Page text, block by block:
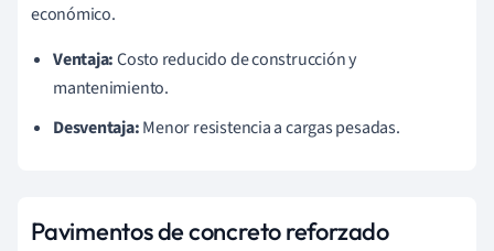
económico.
Ventaja:Costo reducido de construcción y
mantenimiento.
Desventaja:Menor resistencia a cargas pesadas.
Pavimentos de concreto reforzado